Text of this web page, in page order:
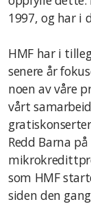
1997, og har i
HMF har i
senere år
noen av våre
vårt
Redd Barna
som HMF
siden den